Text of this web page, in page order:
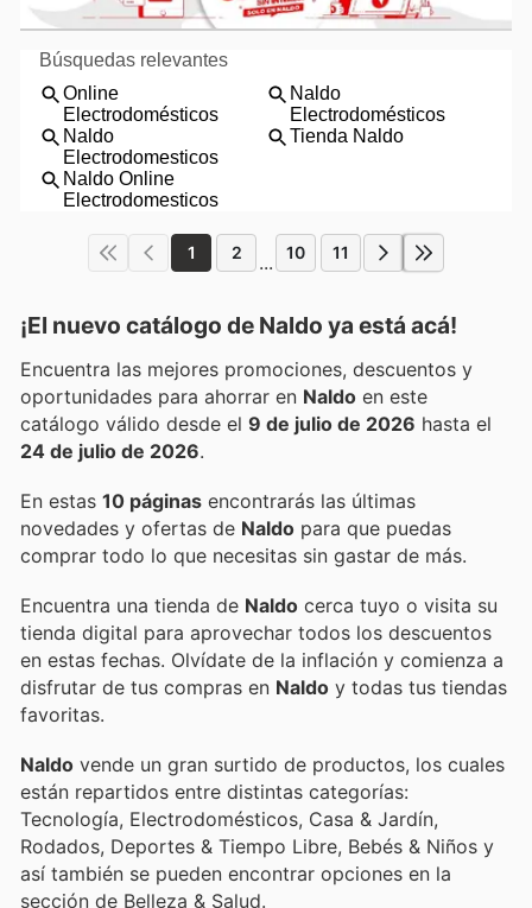
1 2 ... 10 11
¡El nuevo catálogo de Naldo ya está acá!
Encuentra las mejores promociones, descuentos y
oportunidades para ahorrar en Naldo en este
catálogo válido desde el 9 de julio de 2026 hasta el
24 de julio de 2026.
En estas 10 páginas encontrarás las últimas
novedades y ofertas de Naldo para que puedas
comprar todo lo que necesitas sin gastar de más.
Encuentra una tienda de Naldo cerca tuyo o visita su
tienda digital para aprovechar todos los descuentos
en estas fechas. Olvídate de la inflación y comienza a
disfrutar de tus compras en Naldo y todas tus tiendas
favoritas.
Naldo vende un gran surtido de productos, los cuales
están repartidos entre distintas categorías:
Tecnología, Electrodomésticos, Casa & Jardín,
Rodados, Deportes & Tiempo Libre, Bebés & Niños y
así también se pueden encontrar opciones en la
sección de Belleza & Salud.